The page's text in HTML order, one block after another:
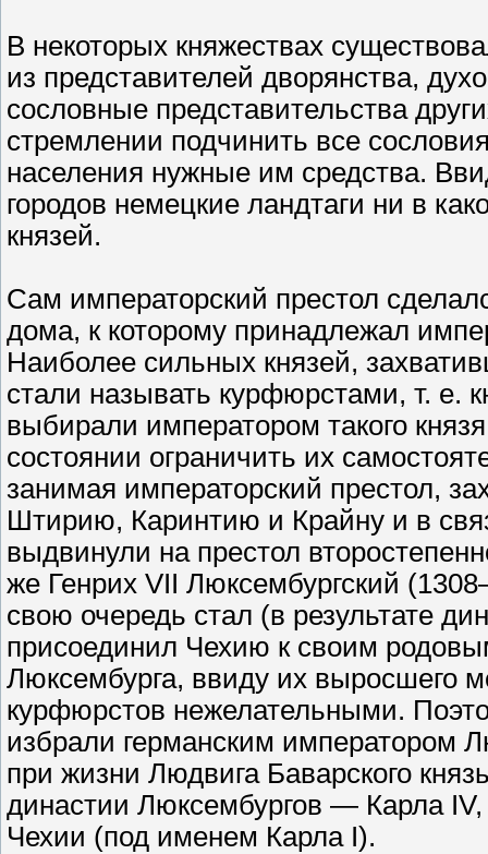
В некоторых княжествах
из представителей дворянства,
сословные представительства
стремлении подчинить все
населения нужные им средства.
городов немецкие ландтаги ни в
князей.
Сам императорский престол
дома, к которому принадлежал
Наиболее сильных князей,
стали называть курфюрстами, т. е.
выбирали императором такого
состоянии ограничить их
занимая императорский престол,
Штирию, Каринтию и Крайну и в
выдвинули на престол
же Генрих VII Люксембургский
свою очередь стал (в результате
присоединил Чехию к своим
Люксембурга, ввиду их выросшего
курфюрстов нежелательными.
избрали германским императором
при жизни Людвига Баварского
династии Люксембургов — Карла
Чехии (под именем Карла I).